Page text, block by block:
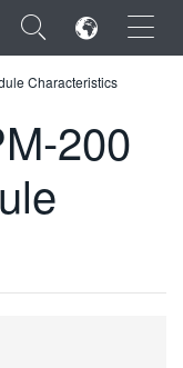
×
Characteristics
200